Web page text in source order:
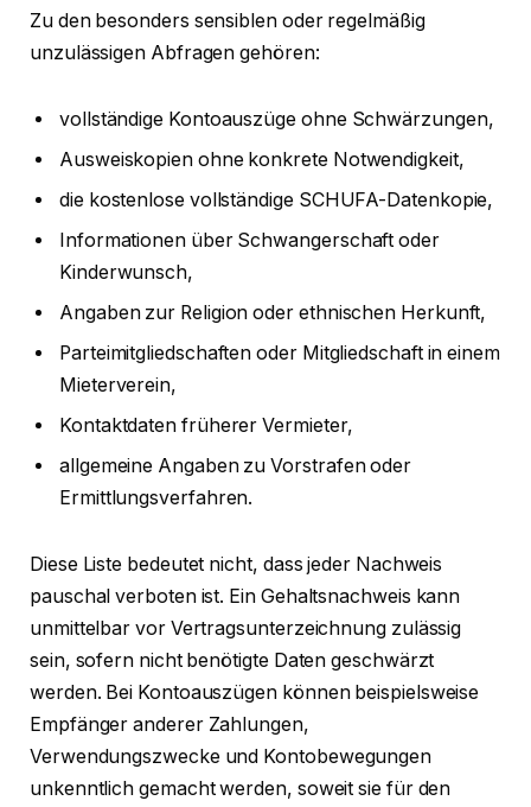
Zu den besonders sensiblen oder regelmäßig
unzulässigen Abfragen gehören:
vollständige Kontoauszüge ohne Schwärzungen,
Ausweiskopien ohne konkrete Notwendigkeit,
die kostenlose vollständige SCHUFA-Datenkopie,
Informationen über Schwangerschaft oder
Kinderwunsch,
Angaben zur Religion oder ethnischen Herkunft,
Parteimitgliedschaften oder Mitgliedschaft in einem
Mieterverein,
Kontaktdaten früherer Vermieter,
allgemeine Angaben zu Vorstrafen oder
Ermittlungsverfahren.
Diese Liste bedeutet nicht, dass jeder Nachweis
pauschal verboten ist. Ein Gehaltsnachweis kann
unmittelbar vor Vertragsunterzeichnung zulässig
sein, sofern nicht benötigte Daten geschwärzt
werden. Bei Kontoauszügen können beispielsweise
Empfänger anderer Zahlungen,
Verwendungszwecke und Kontobewegungen
unkenntlich gemacht werden, soweit sie für den